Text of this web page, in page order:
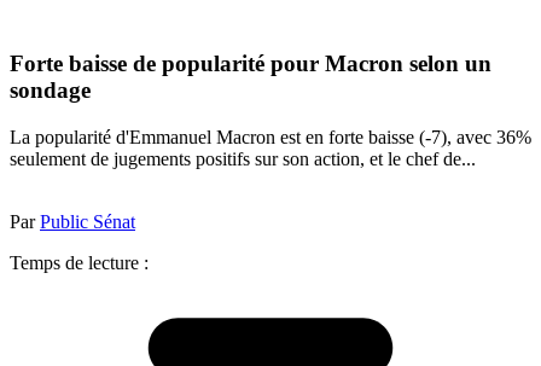
Forte baisse de popularité pour Macron selon un
sondage
La popularité d'Emmanuel Macron est en forte baisse (-7), avec 36%
seulement de jugements positifs sur son action, et le chef de...
ParPublic Sénat
Temps de lecture :